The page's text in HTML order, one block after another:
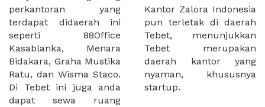
perkantoran yang
terdapat didaerah ini
seperti 88Office
Kasablanka, Menara
Bidakara, Graha Mustika
Ratu, dan Wisma Staco.
Di Tebet ini juga anda
dapat sewa ruang
Kantor Zalora Indonesia
pun terletak di daerah
Tebet, menunjukkan
Tebet merupakan
daerah kantor yang
nyaman, khususnya
startup.